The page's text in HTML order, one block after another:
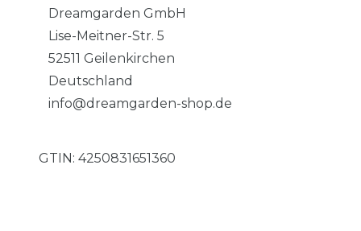
Dreamgarden GmbH
Lise-Meitner-Str. 5
52511 Geilenkirchen
Deutschland
info@dreamgarden-shop.de
GTIN: 4250831651360